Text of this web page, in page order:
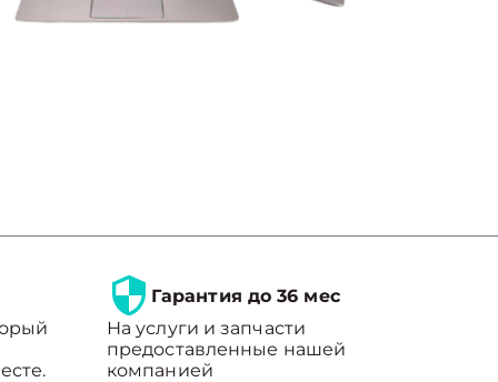
Гарантия до 36 мес
На услуги и запчасти
предоставленные нашей
компанией